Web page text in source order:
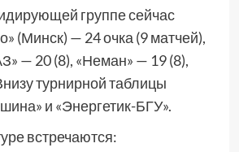
группе сейчас
(Минск) — 24 очка (9 матчей),
— 20 (8), «Неман» — 19 (8),
турнирной таблицы
и «Энергетик-БГУ».
встречаются: